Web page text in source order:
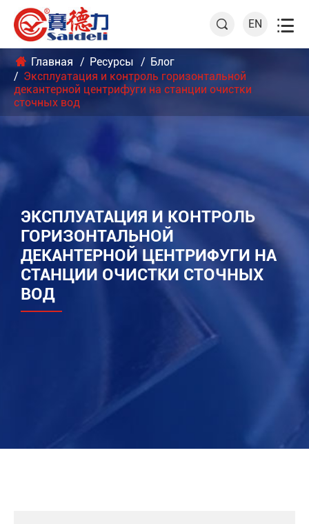
 EN 
Главная Ресурсы
Блог
Эксплуатация и контроль горизонтальной
декантерной центрифуги на станции очистки
сточных вод
ЭКСПЛУАТАЦИЯ И КОНТРОЛЬ
ГОРИЗОНТАЛЬНОЙ
ДЕКАНТЕРНОЙ ЦЕНТРИФУГИ НА
СТАНЦИИ ОЧИСТКИ СТОЧНЫХ
ВОД